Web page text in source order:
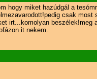
hogy miket hazúdgál a
csak most
irt...komolyan beszélek!meg
it nekem.